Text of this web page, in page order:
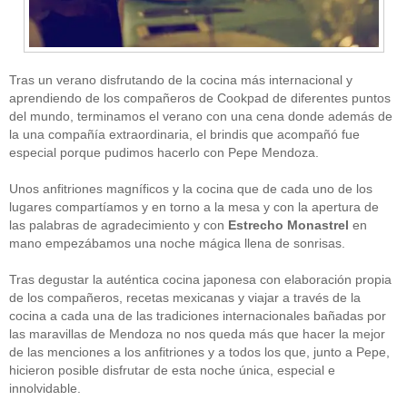
CATEGORÍAS
Alimentos(44)
America(8)
Carnes(3)
cataluña(1)
Cocina(38)
consejos(3)
El Celler de Can Roca(1)
Empresas(12)
ferran adria(10)
formación(1)
Gastronomía
Tras un verano disfrutando de la cocina más internacional y
aprendiendo de los compañeros de Cookpad de diferentes puntos
del mundo, terminamos el verano con una cena donde además de
la una compañía extraordinaria, el brindis que acompañó fue
especial porque pudimos hacerlo con Pepe Mendoza.
Unos anfitriones magníficos y la cocina que de cada uno de los
lugares compartíamos y en torno a la mesa y con la apertura de
las palabras de agradecimiento y con Estrecho Monastrel en
mano empezábamos una noche mágica llena de sonrisas.
Tras degustar la auténtica cocina japonesa con elaboración propia
de los compañeros, recetas mexicanas y viajar a través de la
cocina a cada una de las tradiciones internacionales bañadas por
las maravillas de Mendoza no nos queda más que hacer la mejor
de las menciones a los anfitriones y a todos los que, junto a Pepe,
hicieron posible disfrutar de esta noche única, especial e
innolvidable.